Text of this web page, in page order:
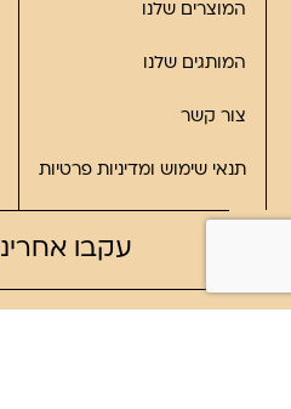
המוצרים שלנו
המותגים שלנו
צור קשר
תנאי שימוש ומדיניות פרטיות
עקבו אחרינו